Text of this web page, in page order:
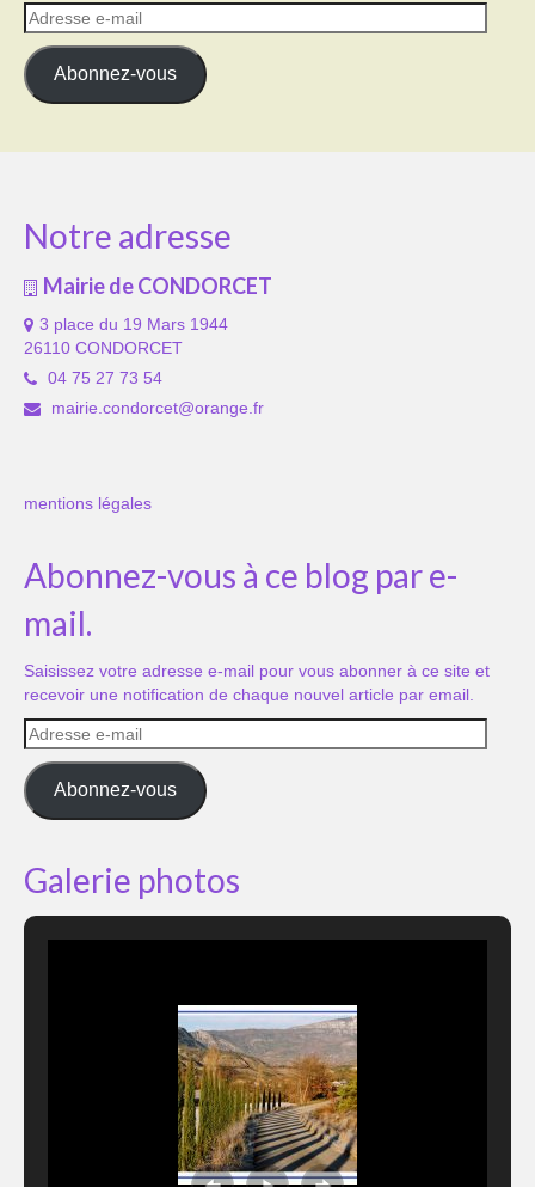
Adresse
e-
mail
Abonnez-vous
Notre adresse
Mairie de CONDORCET
3 place du 19 Mars 1944
26110 CONDORCET
04 75 27 73 54
mairie.condorcet@orange.fr
mentions légales
Abonnez-vous à ce blog par e-
mail.
Saisissez votre adresse e-mail pour vous abonner à ce site et
recevoir une notification de chaque nouvel article par email.
Adresse
e-
mail
Abonnez-vous
Galerie photos